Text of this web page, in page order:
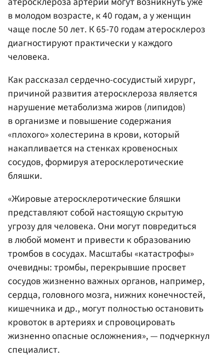
в молодом возрасте, к 40 годам, а у женщин
чаще после 50 лет. К 65-70 годам атеросклероз
диагностируют практически у каждого
человека.
Как рассказал сердечно-сосудистый хирург,
причиной развития атеросклероза является
нарушение метаболизма жиров (липидов)
в организме и повышение содержания
«плохого» холестерина в крови, который
накапливается на стенках кровеносных
сосудов, формируя атеросклеротические
бляшки.
«Жировые атеросклеротические бляшки
представляют собой настоящую скрытую
угрозу для человека. Они могут повредиться
в любой момент и привести к образованию
тромбов в сосудах. Масштабы «катастрофы»
очевидны: тромбы, перекрывшие просвет
сосудов жизненно важных органов, например,
сердца, головного мозга, нижних конечностей,
кишечника и др., могут полностью остановить
кровоток в артериях и спровоцировать
жизненно опасные осложнения», — подчеркнул
специалист.